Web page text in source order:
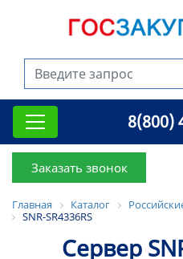
8(800)
Заказать звонок
Главная Каталог
SNR-SR4336RS
Сервер